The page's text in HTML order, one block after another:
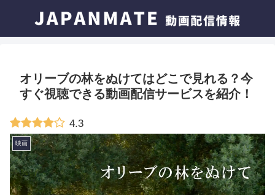
オリーブの林をぬけてはどこで見れる？今
すぐ視聴できる動画配信サービスを紹介！
4.3
映画